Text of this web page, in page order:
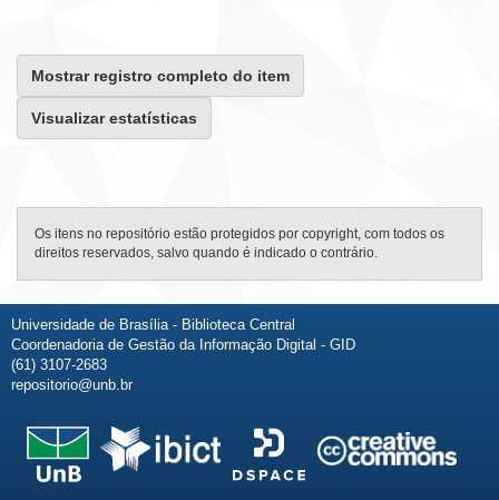
Mostrar registro completo do item
Visualizar estatísticas
Os itens no repositório estão protegidos por copyright, com todos os
direitos reservados, salvo quando é indicado o contrário.
Universidade de Brasília - Biblioteca Central
Coordenadoria de Gestão da Informação Digital - GID
(61) 3107-2683
repositorio@unb.br